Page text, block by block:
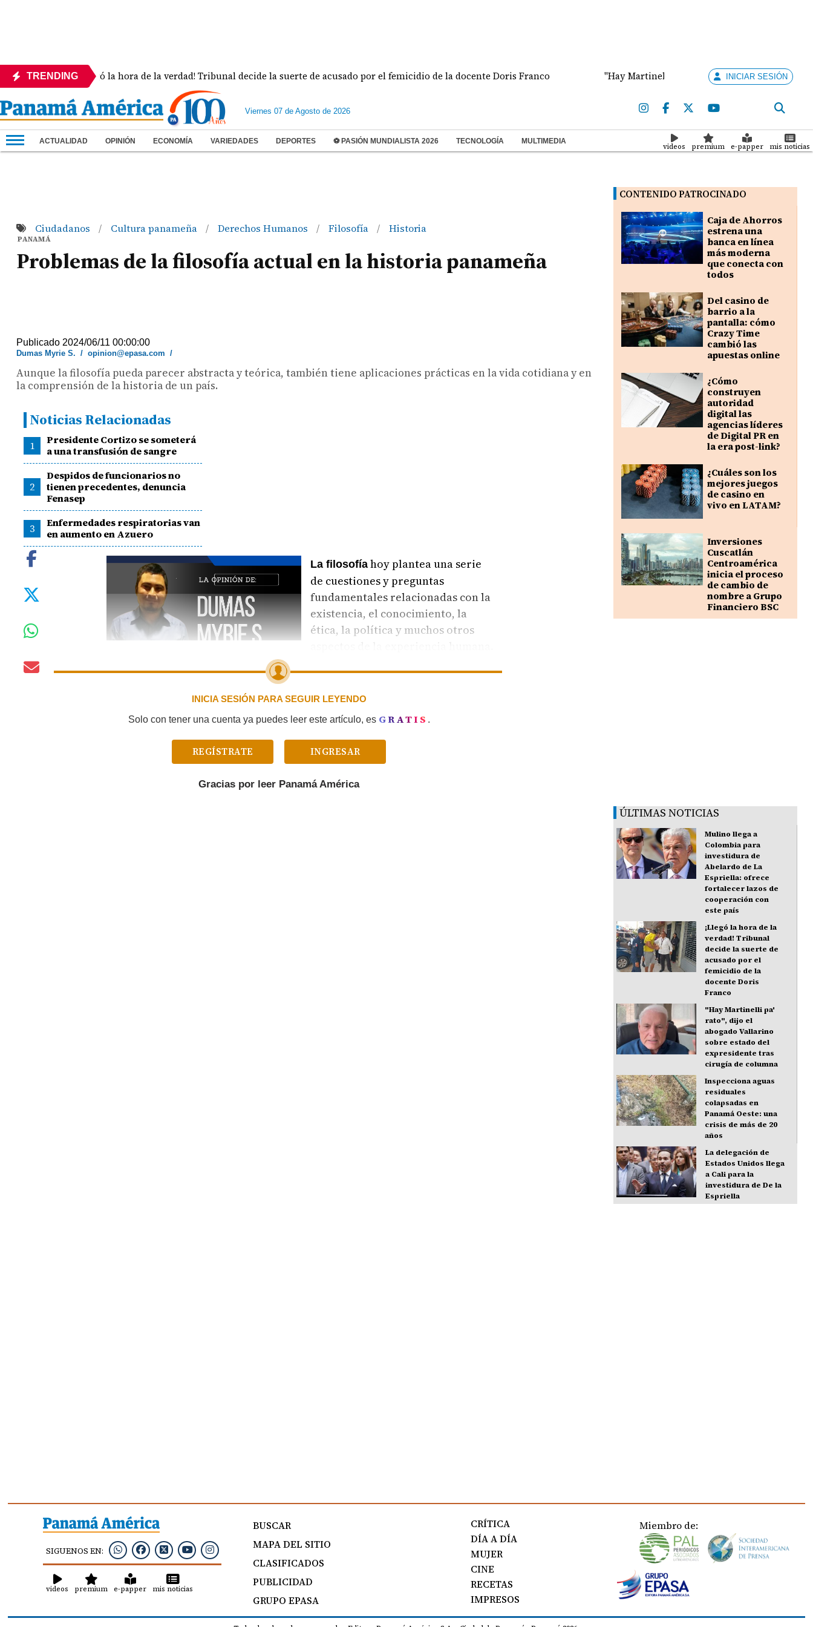
TRENDING¡Llegó la hora de la verdad! Tribunal decide la suerte de acusado por el femicidio de la docente Doris Franco "Hay Martinelli pa' rato", dijo el abogado
INICIAR SESIÓN
Viernes 07 de Agosto de 2026
ACTUALIDAD OPINIÓN ECONOMÍA VARIEDADES DEPORTES ⚽ PASIÓN MUNDIALISTA 2026 TECNOLOGÍA MULTIMEDIA
videos premium e-papper mis noticias
Ciudadanos / Cultura panameña / Derechos Humanos / Filosofía / Historia
PANAMÁ
Problemas de la filosofía actual en la historia panameña
Publicado 2024/06/11 00:00:00
Dumas Myrie S. /opinion@epasa.com /
Aunque la filosofía pueda parecer abstracta y teórica, también tiene aplicaciones prácticas en la vida cotidiana y en
la comprensión de la historia de un país.
Noticias Relacionadas
1
Presidente Cortizo se someterá
a una transfusión de sangre
2
Despidos de funcionarios no
tienen precedentes, denuncia
Fenasep
3
Enfermedades respiratorias van
en aumento en Azuero
La filosofía hoy plantea una serie
de cuestiones y preguntas
fundamentales relacionadas con la
existencia, el conocimiento, la
ética, la política y muchos otros
INICIA SESIÓN PARA SEGUIR LEYENDO
Solo con tener una cuenta ya puedes leer este artículo, es GRATIS .
REGÍSTRATE INGRESAR
Gracias por leer Panamá América
CONTENIDO PATROCINADO
Caja de Ahorros
estrena una
banca en línea
más moderna
que conecta con
todos
Del casino de
barrio a la
pantalla: cómo
Crazy Time
cambió las
apuestas online
¿Cómo
construyen
autoridad
digital las
agencias líderes
de Digital PR en
la era post-link?
¿Cuáles son los
mejores juegos
de casino en
vivo en LATAM?
Inversiones
Cuscatlán
Centroamérica
inicia el proceso
de cambio de
nombre a Grupo
Financiero BSC
ÚLTIMAS NOTICIAS
Mulino llega a
Colombia para
investidura de
Abelardo de La
Espriella: ofrece
fortalecer lazos de
cooperación con
este país
¡Llegó la hora de la
verdad! Tribunal
decide la suerte de
acusado por el
femicidio de la
docente Doris
Franco
"Hay Martinelli pa'
rato", dijo el
abogado Vallarino
sobre estado del
expresidente tras
cirugía de columna
Inspecciona aguas
residuales
colapsadas en
Panamá Oeste: una
crisis de más de 20
años
La delegación de
Estados Unidos llega
a Cali para la
investidura de De la
Espriella
SIGUENOS EN:
videos premium e-papper mis noticias
BUSCAR
MAPA DEL SITIO
CLASIFICADOS
PUBLICIDAD
GRUPO EPASA
CRÍTICA
DÍA A DÍA
MUJER
CINE
RECETAS
IMPRESOS
Miembro de: